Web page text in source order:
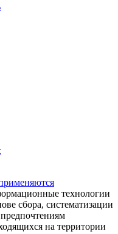
технологии
сбора, систематизации
на территории